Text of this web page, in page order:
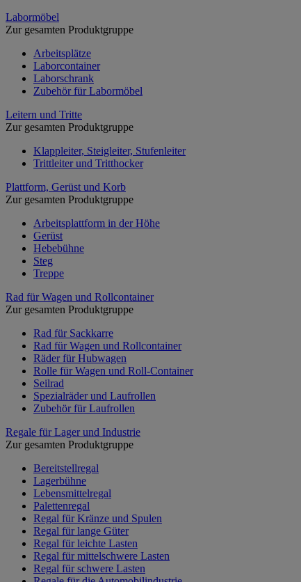
Labormöbel
Zur gesamten Produktgruppe
Arbeitsplätze
Laborcontainer
Laborschrank
Zubehör für Labormöbel
Leitern und Tritte
Zur gesamten Produktgruppe
Klappleiter, Steigleiter, Stufenleiter
Trittleiter und Tritthocker
Plattform, Gerüst und Korb
Zur gesamten Produktgruppe
Arbeitsplattform in der Höhe
Gerüst
Hebebühne
Steg
Treppe
Rad für Wagen und Rollcontainer
Zur gesamten Produktgruppe
Rad für Sackkarre
Rad für Wagen und Rollcontainer
Räder für Hubwagen
Rolle für Wagen und Roll-Container
Seilrad
Spezialräder und Laufrollen
Zubehör für Laufrollen
Regale für Lager und Industrie
Zur gesamten Produktgruppe
Bereitstellregal
Lagerbühne
Lebensmittelregal
Palettenregal
Regal für Kränze und Spulen
Regal für lange Güter
Regal für leichte Lasten
Regal für mittelschwere Lasten
Regal für schwere Lasten